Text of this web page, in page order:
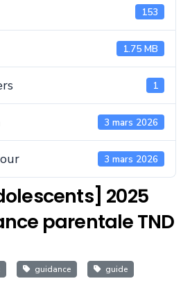
153
1.75 MB
1
3 mars 2026
3 mars 2026
2025
parentale TND
guidance
guide